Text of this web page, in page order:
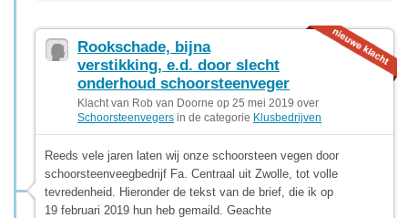
Rookschade, bijna
verstikking, e.d. door slecht
onderhoud schoorsteenveger
Klacht van Rob van Doorne op 25 mei 2019 over
Schoorsteenvegers in de categorie Klusbedrijven
Reeds vele jaren laten wij onze schoorsteen vegen door
schoorsteenveegbedrijf Fa. Centraal uit Zwolle, tot volle
tevredenheid. Hieronder de tekst van de brief, die ik op
19 februari 2019 hun heb gemaild. Geachte